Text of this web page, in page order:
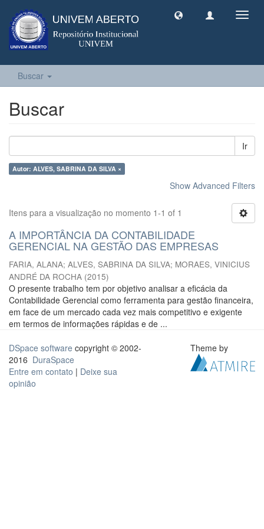
Buscar
Buscar
Ir
Autor: ALVES, SABRINA DA SILVA ×
Show Advanced Filters
Itens para a visualização no momento 1-1 of 1
A IMPORTÂNCIA DA CONTABILIDADE
GERENCIAL NA GESTÃO DAS EMPRESAS
FARIA, ALANA; ALVES, SABRINA DA SILVA; MORAES, VINICIUS
ANDRÉ DA ROCHA (2015)
O presente trabalho tem por objetivo analisar a eficácia da
Contabilidade Gerencial como ferramenta para gestão financeira,
em face de um mercado cada vez mais competitivo e exigente
em termos de informações rápidas e de ...
DSpace software copyright © 2002-
2016 DuraSpace
Entre em contato | Deixe sua
opinião
Theme by